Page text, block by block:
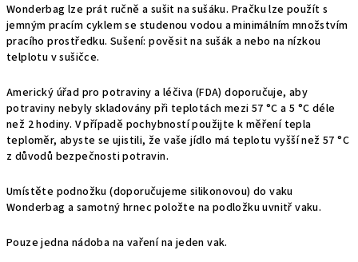
Wonderbag lze prát ručně a sušit na sušáku. Pračku lze použít s
jemným pracím cyklem se studenou vodou a minimálním množstvím
pracího prostředku. Sušení: pověsit na sušák a nebo na nízkou
telplotu v sušičce.
Americký úřad pro potraviny a léčiva (FDA) doporučuje, aby
potraviny nebyly skladovány při teplotách mezi 57 °C a 5 °C déle
než 2 hodiny. V případě pochybností použijte k měření tepla
teploměr, abyste se ujistili, že vaše jídlo má teplotu vyšší než 57 °C
z důvodů bezpečnosti potravin.
Umístěte podnožku (doporučujeme silikonovou) do vaku
Wonderbag a samotný hrnec položte na podložku uvnitř vaku.
Pouze jedna nádoba na vaření na jeden vak.